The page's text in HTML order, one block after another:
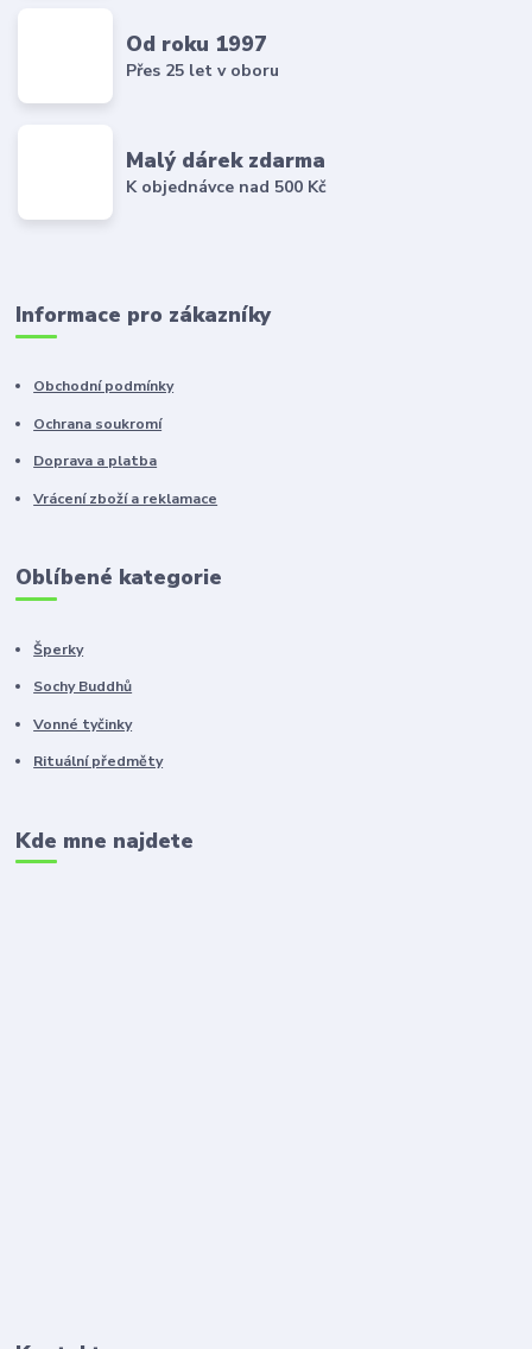
Od roku 1997
Přes 25 let v oboru
Malý dárek zdarma
K objednávce nad 500 Kč
Informace pro zákazníky
Obchodní podmínky
Ochrana soukromí
Doprava a platba
Vrácení zboží a reklamace
Oblíbené kategorie
Šperky
Sochy Buddhů
Vonné tyčinky
Rituální předměty
Kde mne najdete